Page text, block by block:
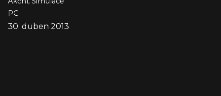
PC
30. duben 2013